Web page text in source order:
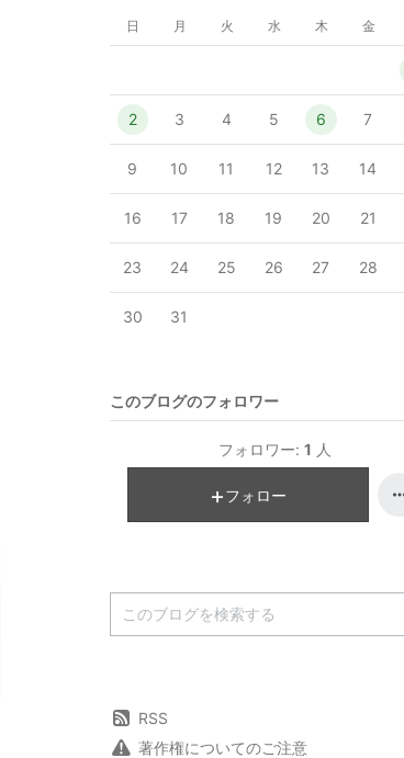
日 月 火 水 木 金
2 3 4 5 6 7
9 10 11 12 13 14
16 17 18 19 20 21
23 24 25 26 27 28
30 31
このブログのフォロワー
フォロワー: 1 人
フォロー
RSS
著作権についてのご注意